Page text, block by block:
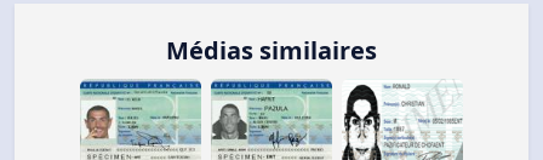
Médias similaires